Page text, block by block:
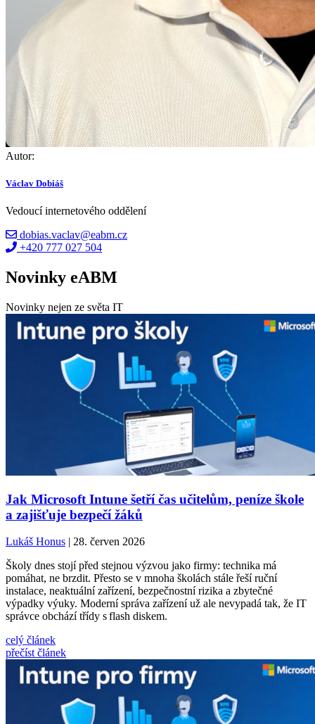
Autor:
Václav Dobiáš
Vedoucí internetového oddělení
dobias.vaclav@eabm.cz
+420 777 027 504
Novinky eABM
Novinky nejen ze světa IT
Jak Microsoft Intune šetří čas učitelům, peníze škole
a zajišťuje bezpečí žáků
Lukáš Honus | 28. červen 2026
Školy dnes stojí před stejnou výzvou jako firmy: technika má
pomáhat, ne brzdit. Přesto se v mnoha školách stále řeší ruční
instalace, neaktuální zařízení, bezpečnostní rizika a zbytečné
výpadky výuky. Moderní správa zařízení už ale nevypadá tak, že IT
správce obchází třídy s flash diskem.
celý článek
přečíst článek